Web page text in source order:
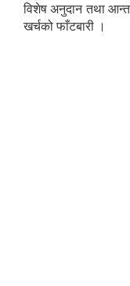
विशेष अनुदान तथा
खर्चको फाँटबारी ।